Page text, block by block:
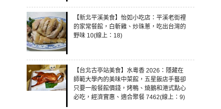
【新北平溪美食】怡如小吃店：平溪老街裡
的家常餐館，白斬雞、炒珠蔥，吃出台灣的
野味 10(線上：18)
【台北古亭站美食】水粵香 2026：隱藏在
師範大學內的美味中菜館，五星飯店手藝卻
只要一般餐館價錢，烤鴨、燒鵝和港式點心
必吃，經濟實惠、適合聚餐 7462(線上：9)